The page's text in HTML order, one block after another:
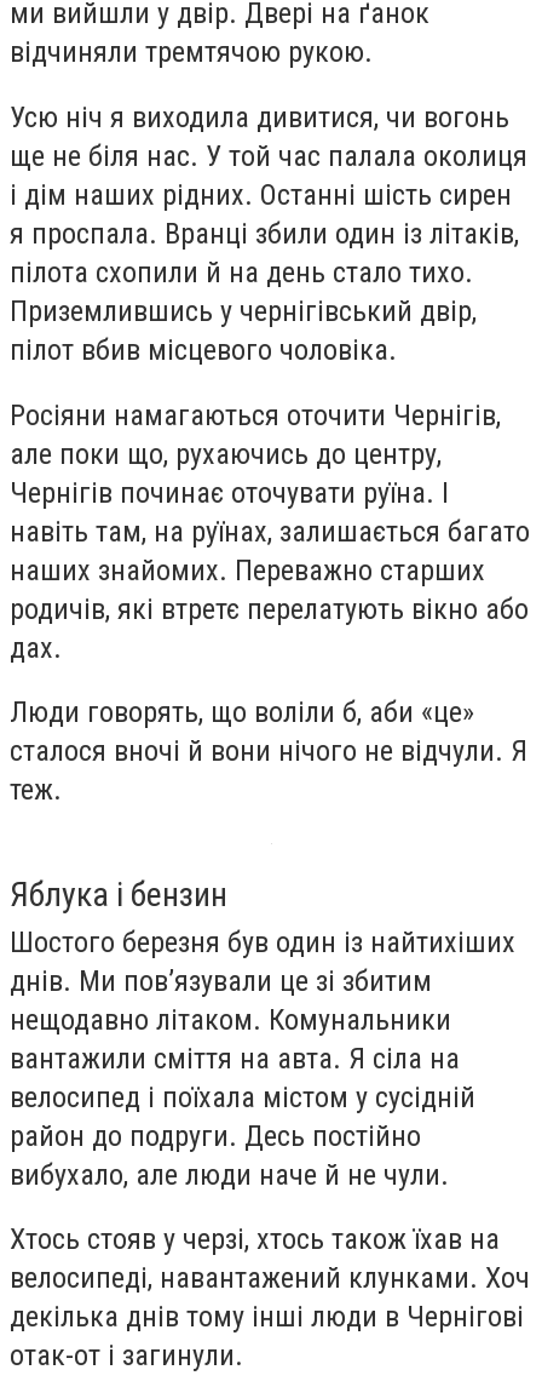
ми вийшли у двір. Двері на ґанок
відчиняли тремтячою рукою.
Усю ніч я виходила дивитися, чи вогонь
ще не біля нас. У той час палала околиця
і дім наших рідних. Останні шість сирен
я проспала. Вранці збили один із літаків,
пілота схопили й на день стало тихо.
Приземлившись у чернігівський двір,
пілот вбив місцевого чоловіка.
Росіяни намагаються оточити Чернігів,
але поки що, рухаючись до центру,
Чернігів починає оточувати руїна. І
навіть там, на руїнах, залишається багато
наших знайомих. Переважно старших
родичів, які втретє перелатують вікно або
дах.
Люди говорять, що воліли б, аби «це»
сталося вночі й вони нічого не відчули. Я
теж.
Яблука і бензин
Шостого березня був один із найтихіших
днів. Ми пов’язували це зі збитим
нещодавно літаком. Комунальники
вантажили сміття на авта. Я сіла на
велосипед і поїхала містом у сусідній
район до подруги. Десь постійно
вибухало, але люди наче й не чули.
Хтось стояв у черзі, хтось також їхав на
велосипеді, навантажений клунками. Хоч
декілька днів тому інші люди в Чернігові
отак-от і загинули.